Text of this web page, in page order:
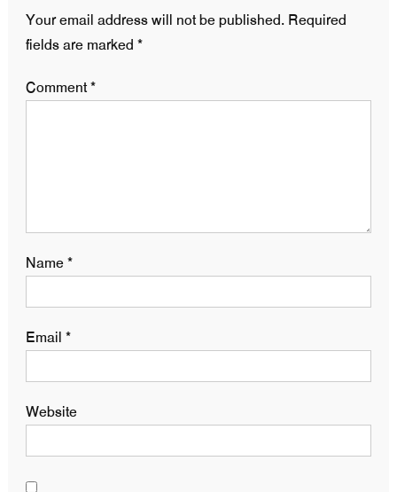
Your email address will not be published. Required
fields are marked *
Comment*
Name*
Email *
Website